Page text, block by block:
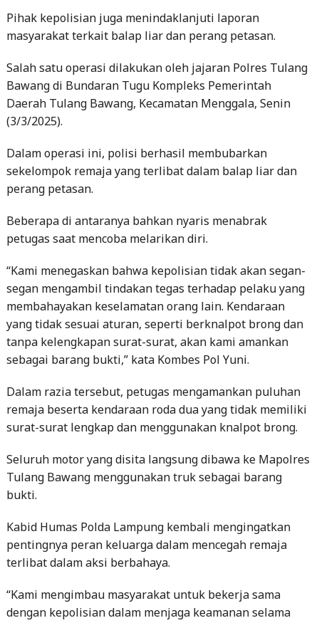
Pihak kepolisian juga menindaklanjuti laporan
masyarakat terkait balap liar dan perang petasan.
Salah satu operasi dilakukan oleh jajaran Polres Tulang
Bawang di Bundaran Tugu Kompleks Pemerintah
Daerah Tulang Bawang, Kecamatan Menggala, Senin
(3/3/2025).
Dalam operasi ini, polisi berhasil membubarkan
sekelompok remaja yang terlibat dalam balap liar dan
perang petasan.
Beberapa di antaranya bahkan nyaris menabrak
petugas saat mencoba melarikan diri.
“Kami menegaskan bahwa kepolisian tidak akan segan-
segan mengambil tindakan tegas terhadap pelaku yang
membahayakan keselamatan orang lain. Kendaraan
yang tidak sesuai aturan, seperti berknalpot brong dan
tanpa kelengkapan surat-surat, akan kami amankan
sebagai barang bukti,” kata Kombes Pol Yuni.
Dalam razia tersebut, petugas mengamankan puluhan
remaja beserta kendaraan roda dua yang tidak memiliki
surat-surat lengkap dan menggunakan knalpot brong.
Seluruh motor yang disita langsung dibawa ke Mapolres
Tulang Bawang menggunakan truk sebagai barang
bukti.
Kabid Humas Polda Lampung kembali mengingatkan
pentingnya peran keluarga dalam mencegah remaja
terlibat dalam aksi berbahaya.
“Kami mengimbau masyarakat untuk bekerja sama
dengan kepolisian dalam menjaga keamanan selama